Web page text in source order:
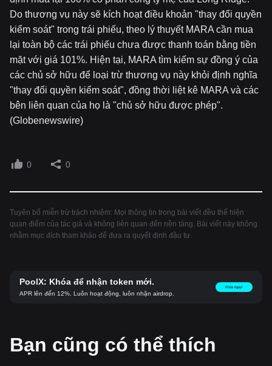
Do thương vụ này sẽ kích hoạt điều khoản "thay đổi quyền
kiểm soát" trong trái phiếu, theo lý thuyết MARA cần mua
lại toàn bộ các trái phiếu chưa được thanh toán bằng tiền
mặt với giá 101%. Hiện tại, MARA tìm kiếm sự đồng ý của
các chủ sở hữu để loại trừ thương vụ này khỏi định nghĩa
"thay đổi quyền kiểm soát", đồng thời liệt kê MARA và các
bên liên quan của họ là "chủ sở hữu được phép".
(Globenewswire)
0 0
Tuyên bố miễn trừ trách nhiệm: Mọi thông tin trong bài viết đều thể hiện
quan điểm của tác giả và không liên quan đến nền tảng. Bài viết này không
nhằm mục đích tham khảo để đưa ra quyết định đầu tư.
PoolX: Khóa để nhận token mới.
APR lên đến 12%. Luôn hoạt động, luôn nhận airdrop.
Khóa ngay!
Bạn cũng có thể thích